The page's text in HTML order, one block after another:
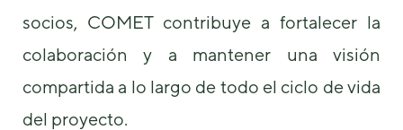
socios, COMET contribuye a fortalecer la
colaboración y a mantener una visión
compartida a lo largo de todo el ciclo de vida
del proyecto.